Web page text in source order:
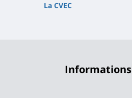
La CVEC
Informations